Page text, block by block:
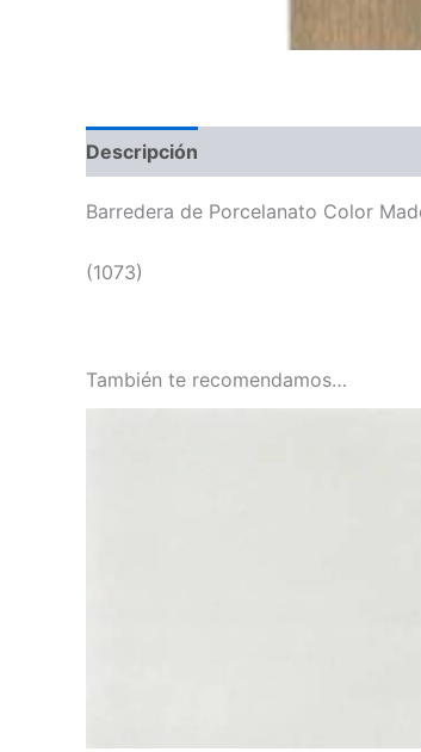
Descripción
Barredera de Porcelanato Color
(1073)
También te recomendamos…